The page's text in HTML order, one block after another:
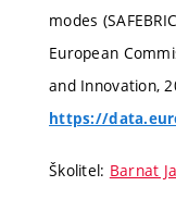
modes
European
and Innovation,
https://
Školitel: Barnat